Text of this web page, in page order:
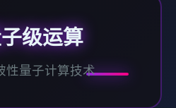
级运算
性量子计算技术